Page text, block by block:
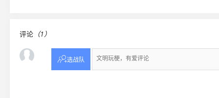
评论 （1）
选战队